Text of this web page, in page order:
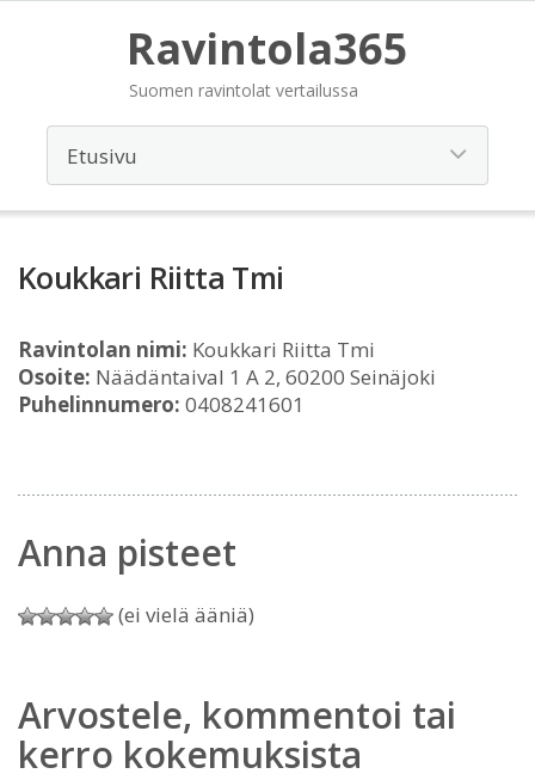
Ravintola365
Suomen ravintolat vertailussa
Koukkari Riitta Tmi
Ravintolan nimi: Koukkari Riitta Tmi
Osoite: Näädäntaival 1 A 2, 60200 Seinäjoki
Puhelinnumero: 0408241601
Anna pisteet
(ei vielä ääniä)
Arvostele, kommentoi tai
kerro kokemuksista